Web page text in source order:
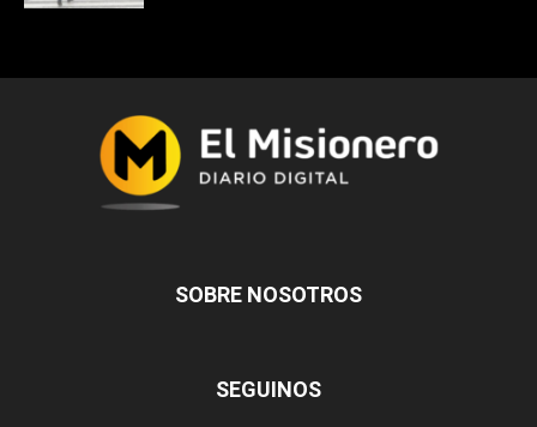
SOBRE NOSOTROS
SEGUINOS